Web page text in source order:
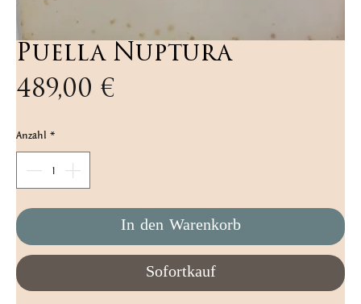
Puella Nuptura
489,00 €
Anzahl *
In den Warenkorb
Sofortkauf